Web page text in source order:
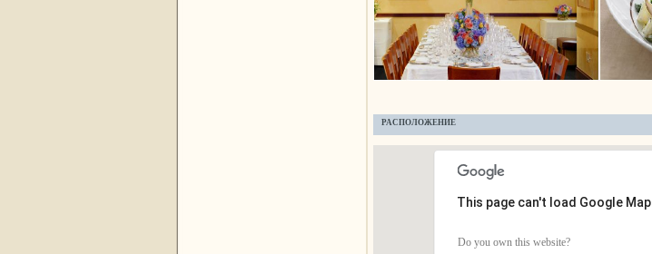
РАСПОЛОЖЕНИЕ
This page can't load Google
Do you own this website?